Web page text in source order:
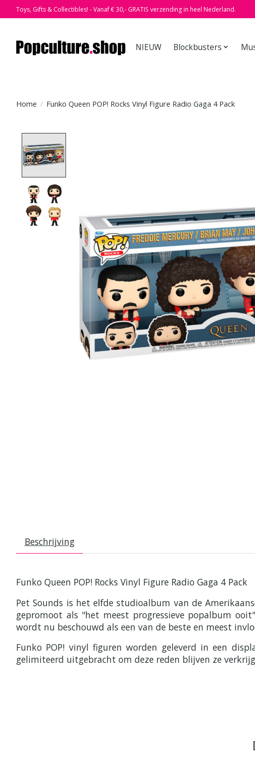
Toys, Gifts & Collectibles! - Vanaf € 30,- GRATIS verzending in heel Nederland.
NIEUW Blockbusters
Home / Funko Queen POP! Rocks Vinyl Figure Radio Gaga 4 Pack
Beschrijving
Funko Queen POP! Rocks Vinyl Figure Radio Gaga 4 Pack
Pet Sounds is het elfde studioalbum van de
gepromoot als "het meest progressieve popalbum
wordt nu beschouwd als een van de beste en meest
Funko POP! vinyl figuren worden geleverd in een
gelimiteerd uitgebracht om deze reden blijven ze